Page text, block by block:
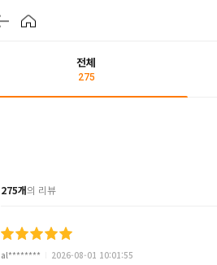
전체
275
275개의 리뷰
al******** 2026-08-01 10:01:55